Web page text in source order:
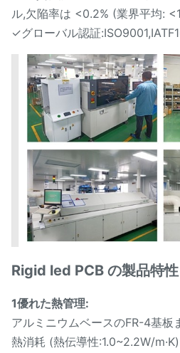
ル,欠陥率は <0.2% (業界平均:
✓グローバル認証
Rigid led PCB の製品特性
1優れた熱管理:
アルミニウムベースのFR-4基板
熱消耗 (熱伝導性:1.0~2.2W/m·K)